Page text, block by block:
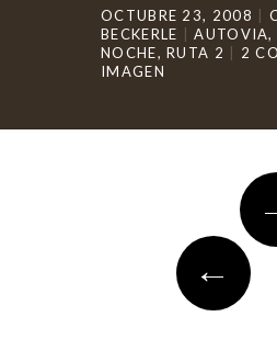
OCTUBRE 23, 2008
BECKERLE
AUTOVIA
NOCHE,RUTA 2
2
IMAGEN
←